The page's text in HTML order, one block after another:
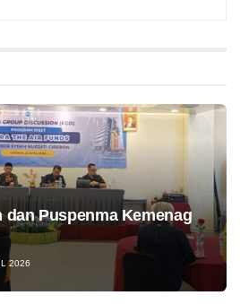
dan Puspenma Kemenag
2026